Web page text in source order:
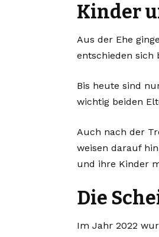
Kinder
Aus der Ehe
entschieden sich
Bis heute sind
wichtig beiden
Auch nach der
weisen darauf
und ihre Kinder
Die
Im Jahr 2022